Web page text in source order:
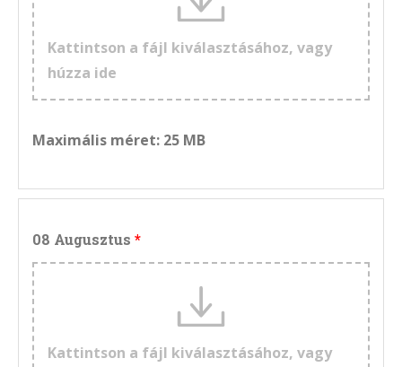
Kattintson a fájl kiválasztásához, vagy
húzza ide
Maximális méret: 25 MB
08 Augusztus
Kattintson a fájl kiválasztásához, vagy